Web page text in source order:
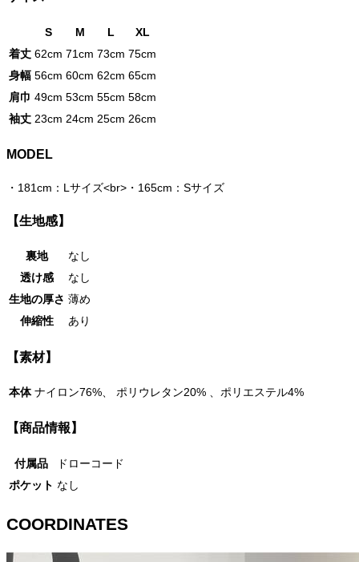
S M L
XL
着丈 62cm 71cm 73cm 75cm
身幅 56cm 60cm 62cm 65cm
肩巾 49cm 53cm 55cm 58cm
袖丈 23cm 24cm 25cm 26cm
MODEL
・ 181cm：Lサイズ<br>・165cm：Sサイズ
【生地感】
裏地
なし
透け感
なし
生地の厚さ 薄め
伸縮性
あり
【素材】
本体 ナイロン76%、 ポリウレタン20% 、ポリエステル4%
【商品情報】
付属品
ドローコード
ポケット なし
COORDINATES